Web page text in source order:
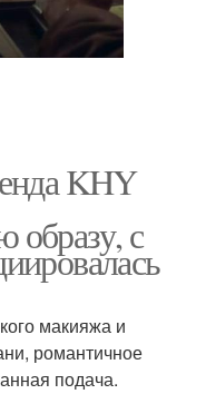
KHY
образу, с
макияжа и
романтичное
подача.